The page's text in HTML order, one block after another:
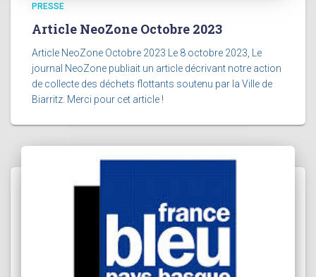
PRESSE
Article NeoZone Octobre 2023
Article NeoZone Octobre 2023 Le 8 octobre 2023, Le
journal NeoZone publiait un article décrivant notre action
de collecte des déchets flottants soutenu par la Ville de
Biarritz. Merci pour cet article !